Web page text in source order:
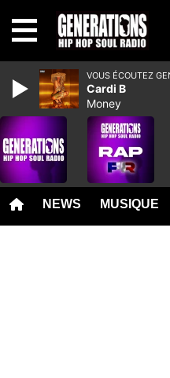
NEWS MUSIQUE
VOUS ÉCOUTEZ
Cardi B
Money